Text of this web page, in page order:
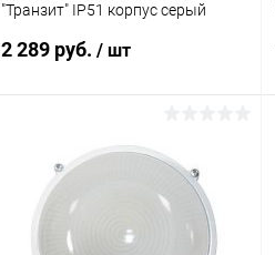
"Транзит" IP51 корпус серый
2 289 руб. / шт
В корзину
Купить в 1 клик Сравнение
В избранное В наличии